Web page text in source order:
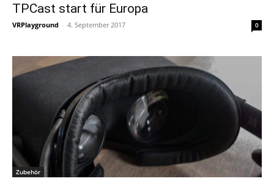
TPCast start für Europa
VRPlayground - 4. September 2017 0
Zubehör